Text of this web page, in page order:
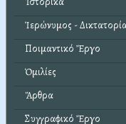
Ἱερώνυμος -
Ποιμαντικό Ἔργο
Ὁμιλίες
Ἄρθρα
Συγγραφικό Ἔργο